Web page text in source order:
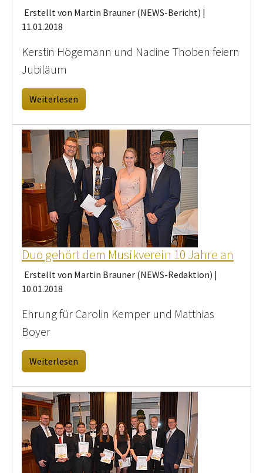
Erstellt von Martin Brauner (NEWS-Bericht) |
11.01.2018
Kerstin Högemann und Nadine Thoben feiern
Jubiläum
Weiterlesen
Duo gehört dem Musikverein 10 Jahre an
Erstellt von Martin Brauner (NEWS-Redaktion) |
10.01.2018
Ehrung für Carolin Kemper und Matthias
Boyer
Weiterlesen